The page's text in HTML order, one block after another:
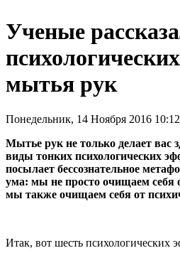
Ученые
мытья рук
Понедельник, 14 Ноября 2016 10:12
Мытье рук не только делает вас
виды тонких психологических
посылает бессознательное
ума: мы не просто очищаем себя
мы также очищаем себя от
Итак, вот шесть психологических